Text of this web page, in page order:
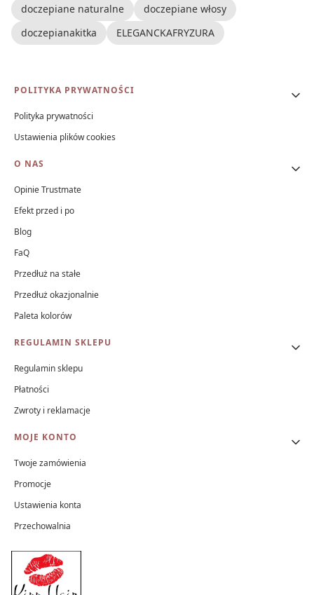
doczepiane naturalne
doczepiane włosy
doczepianakitka
ELEGANCKAFRYZURA
Linki w stopce
POLITYKA PRYWATNOŚCI
Polityka prywatności
Ustawienia plików cookies
O NAS
Opinie Trustmate
Efekt przed i po
Blog
FaQ
Przedłuż na stałe
Przedłuż okazjonalnie
Paleta kolorów
REGULAMIN SKLEPU
Regulamin sklepu
Płatności
Zwroty i reklamacje
MOJE KONTO
Twoje zamówienia
Promocje
Ustawienia konta
Przechowalnia